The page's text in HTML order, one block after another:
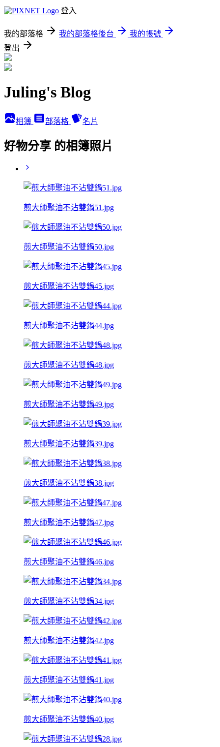
登入
我的部落格 我的部落格後台
我的帳號
登出
Juling's Blog
相簿 部落格 名片
好物分享 的相簿照片
煎大師聚油不沾雙鍋51.jpg
煎大師聚油不沾雙鍋50.jpg
煎大師聚油不沾雙鍋45.jpg
煎大師聚油不沾雙鍋44.jpg
煎大師聚油不沾雙鍋48.jpg
煎大師聚油不沾雙鍋49.jpg
煎大師聚油不沾雙鍋39.jpg
煎大師聚油不沾雙鍋38.jpg
煎大師聚油不沾雙鍋47.jpg
煎大師聚油不沾雙鍋46.jpg
煎大師聚油不沾雙鍋34.jpg
煎大師聚油不沾雙鍋42.jpg
煎大師聚油不沾雙鍋41.jpg
煎大師聚油不沾雙鍋40.jpg